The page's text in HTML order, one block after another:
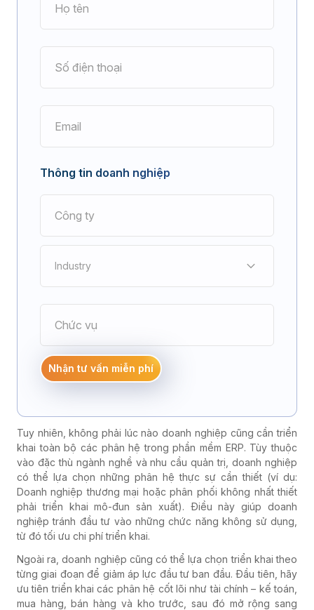
Thông tin doanh nghiệp
Industry
Điện tử
Bao bì - In ấn
Đúc nhựa
Dược phẩm
Phân phối - Bán lẻ
Nhận tư vấn miễn phí
Tuy nhiên, không phải lúc nào doanh nghiệp cũng cần triển
khai toàn bộ các phân hệ trong phần mềm ERP. Tùy thuộc
vào đặc thù ngành nghề và nhu cầu quản trị, doanh nghiệp
có thể lựa chọn những phân hệ thực sự cần thiết (ví dụ:
Doanh nghiệp thương mại hoặc phân phối không nhất thiết
phải triển khai mô-đun sản xuất). Điều này giúp doanh
nghiệp tránh đầu tư vào những chức năng không sử dụng,
từ đó tối ưu chi phí triển khai.
Ngoài ra, doanh nghiệp cũng có thể lựa chọn triển khai theo
từng giai đoạn để giảm áp lực đầu tư ban đầu. Đầu tiên, hãy
ưu tiên triển khai các phân hệ cốt lõi như tài chính – kế toán,
mua hàng, bán hàng và kho trước, sau đó mở rộng sang